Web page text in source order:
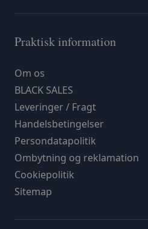
Praktisk information
Om os
BLACK SALES
Leveringer / Fragt
Handelsbetingelser
Persondatapolitik
Ombytning og reklamation
Cookiepolitik
Sitemap